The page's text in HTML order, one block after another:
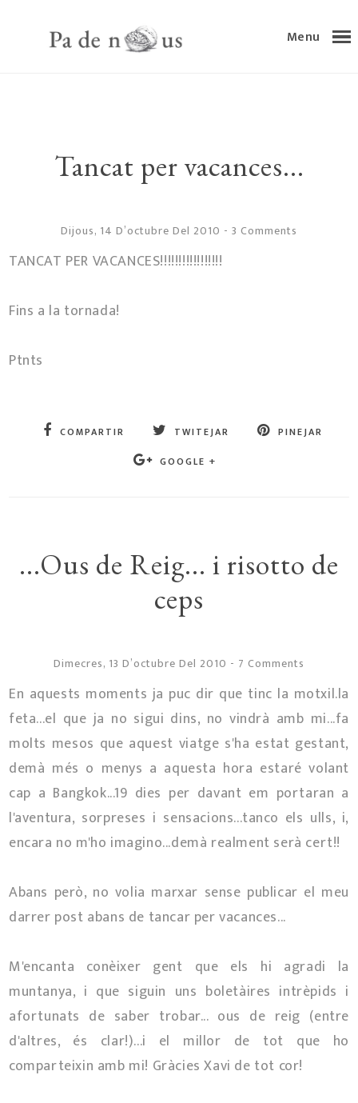
Menu
Tancat per vacances...
Dijous, 14 D’octubre Del 2010 - 3 Comments
TANCAT PER VACANCES!!!!!!!!!!!!!!!!!
Fins a la tornada!
Ptnts
COMPARTIR TWITEJAR
PINEJAR
GOOGLE +
...Ous de Reig... i risotto de
ceps
Dimecres, 13 D’octubre Del 2010 - 7 Comments
En aquests moments ja puc dir que tinc la motxil.la
feta...el que ja no sigui dins, no vindrà amb mi...fa
molts mesos que aquest viatge s'ha estat gestant,
demà més o menys a aquesta hora estaré volant
cap a Bangkok...19 dies per davant em portaran a
l'aventura, sorpreses i sensacions...tanco els ulls, i,
encara no m'ho imagino...demà realment serà cert!!
Abans però, no volia marxar sense publicar el meu
darrer post abans de tancar per vacances...
M'encanta conèixer gent que els hi agradi la
muntanya, i que siguin uns boletàires intrèpids i
afortunats de saber trobar... ous de reig (entre
d'altres, és clar!)...i el millor de tot que ho
comparteixin amb mi! Gràcies Xavi de tot cor!